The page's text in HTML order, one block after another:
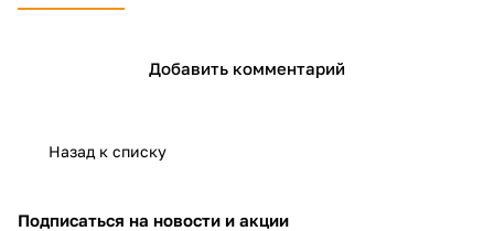
Добавить комментарий
Назад к списку
Подписаться на новости и акции